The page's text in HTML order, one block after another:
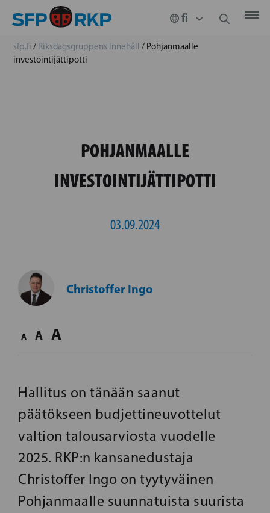
sfp.fi / Riksdagsgruppens Innehåll / Pohjanmaalle
investointijättipotti
POHJANMAALLE
INVESTOINTIJÄTTIPOTTI
03.09.2024
Christoffer Ingo
A A A
Hallitus on tänään saanut
päätökseen budjettineuvottelut
valtion talousarviosta vuodelle
2025. RKP:n kansanedustaja
Christoffer Ingo on tyytyväinen
Pohjanmaalle suunnatuista suurista